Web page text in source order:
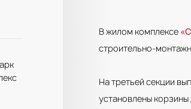
В жилом комплексе
строительно-
На третьей секции
установлены